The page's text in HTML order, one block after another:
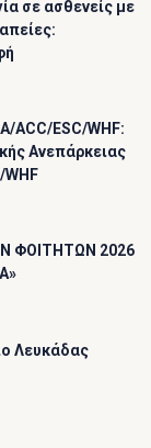
σε ασθενείς με
ACC/ESC/WHF:
Ανεπάρκειας
ΦΟΙΤΗΤΩΝ 2026
Λευκάδας